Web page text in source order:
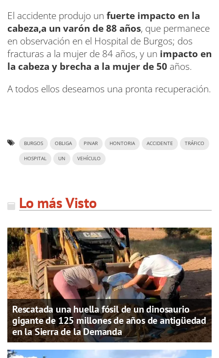
El accidente produjo un fuerte impacto en la
cabeza,a un varón de 88 años, que permanece
en observación en el Hospital de Burgos; dos
fracturas a la mujer de 84 años, y un impacto en
la cabeza y brecha a la mujer de 50 años.
A todos ellos deseamos una pronta recuperación.
BURGOS OBLIGA PINAR HONTORIA ACCIDENTE TRÁFICO
HOSPITAL UN VEHÍCULO
Lo más Visto
Rescatada una huella fósil de un dinosaurio
gigante de 125 millones de años de antigüedad
en la Sierra de la Demanda